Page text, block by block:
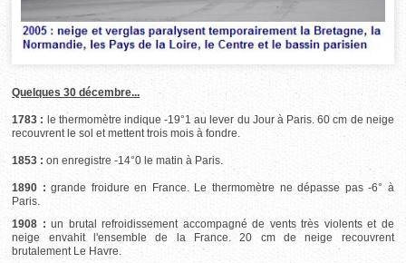
Quelques 30 décembre...
1783 : le thermomètre indique -19°1 au lever du Jour à Paris. 60 cm de neige
recouvrent le sol et mettent trois mois à fondre.
1853 : on enregistre -14°0 le matin à Paris.
1890 : grande froidure en France. Le thermomètre ne dépasse pas -6° à
Paris.
1908 : un brutal refroidissement accompagné de vents très violents et de
neige envahit l'ensemble de la France. 20 cm de neige recouvrent
brutalement Le Havre.